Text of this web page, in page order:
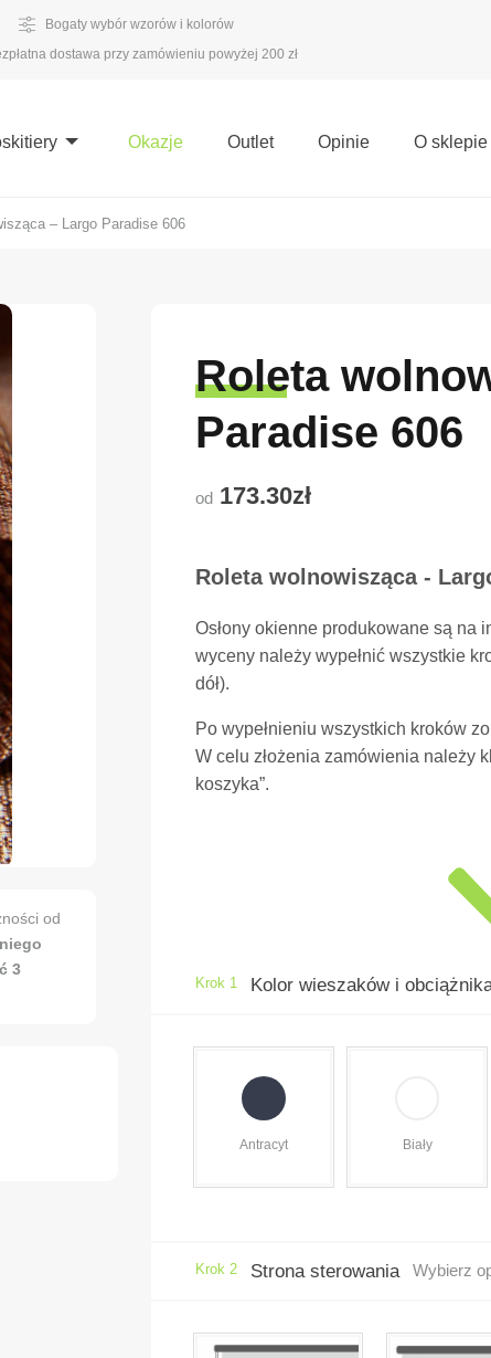
Bogaty wybór wzorów i kolorów
dostawa przy zamówieniu powyżej 200 zł
Okazje Outlet Opinie O sklepie
– Largo Paradise 606
od
3
Roleta
Paradise 606
od 173.30zł
Roleta wolnowisząca -
Osłony okienne produkowane są na
wyceny należy wypełnić wszystkie
dół).
Po wypełnieniu wszystkich kroków
W celu złożenia zamówienia należy
koszyka”.
Krok 1 Kolor wieszaków i
Antracyt Biały
Krok 2 Strona sterowania Wybierz